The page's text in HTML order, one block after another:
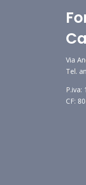
Via
Tel.
P.iva:
CF: